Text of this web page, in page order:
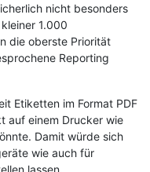
nicht besonders
1.000
die oberste Priorität
Reporting
Etiketten im Format PDF
auf einem Drucker wie
Damit würde sich
wie auch für
lassen.